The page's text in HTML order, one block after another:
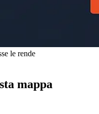
le rende
mappa